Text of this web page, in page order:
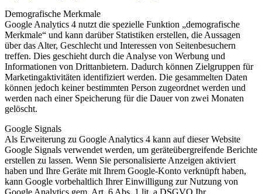
Demografische Merkmale
Google Analytics 4 nutzt die spezielle Funktion „demografische
Merkmale“ und kann darüber Statistiken erstellen, die Aussagen
über das Alter, Geschlecht und Interessen von Seitenbesuchern
treffen. Dies geschieht durch die Analyse von Werbung und
Informationen von Drittanbietern. Dadurch können Zielgruppen für
Marketingaktivitäten identifiziert werden. Die gesammelten Daten
können jedoch keiner bestimmten Person zugeordnet werden und
werden nach einer Speicherung für die Dauer von zwei Monaten
gelöscht.
Google Signals
Als Erweiterung zu Google Analytics 4 kann auf dieser Website
Google Signals verwendet werden, um geräteübergreifende Berichte
erstellen zu lassen. Wenn Sie personalisierte Anzeigen aktiviert
haben und Ihre Geräte mit Ihrem Google-Konto verknüpft haben,
kann Google vorbehaltlich Ihrer Einwilligung zur Nutzung von
Google Analytics gem. Art. 6 Abs. 1 lit. a DSGVO Ihr